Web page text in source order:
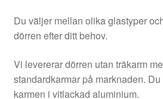
Du väljer mellan olika glastyper
dörren efter ditt behov.
Vi levererar dörren utan träkarm
standardkarmar på marknaden.
karmen i vitlackad aluminium.